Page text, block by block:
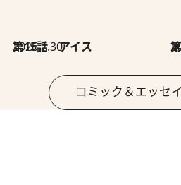
2026.7.30
第15話 アイス 第8
コミック＆エッセ